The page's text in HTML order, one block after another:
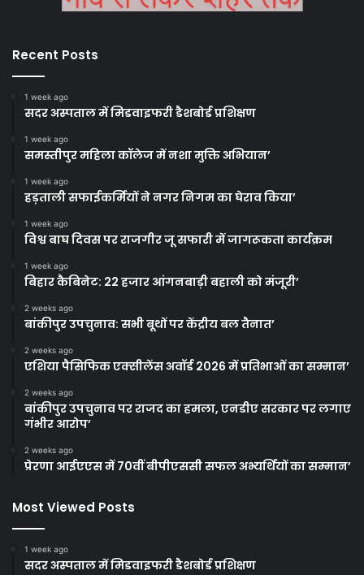
Recent Posts
1 week ago
सदर अस्पताल में मिडवाइफरी डैशबोर्ड प्रशिक्षण
1 week ago
समस्तीपुर महिला कॉलेज में नशा मुक्ति अभियान’
1 week ago
हड़ताली सफाईकर्मियों ने नगर निगम का घेराव किया’
1 week ago
विश्व बाघ दिवस पर राजगीर जू सफारी में जागरूकता कार्यक्रम
1 week ago
बिहार कैबिनेट: 22 हजार आंगनबाड़ी बहाली को मंजूरी’
2 weeks ago
बांकीपुर उपचुनाव: सभी बूथों पर केंद्रीय बल तैनात’
2 weeks ago
एशिया पैसिफिक एक्सीलेंस अवॉर्ड 2026 में प्रतिभाओं का सम्मान’
2 weeks ago
बांकीपुर उपचुनाव पर राजद का हमला, एनडीए सरकार पर लगाए
गंभीर आरोप’
2 weeks ago
प्रेरणा आईएएस में 70वीं बीपीएससी सफल अभ्यर्थियों का सम्मान’
Most Viewed Posts
1 week ago
सदर अस्पताल में मिडवाइफरी डैशबोर्ड प्रशिक्षण